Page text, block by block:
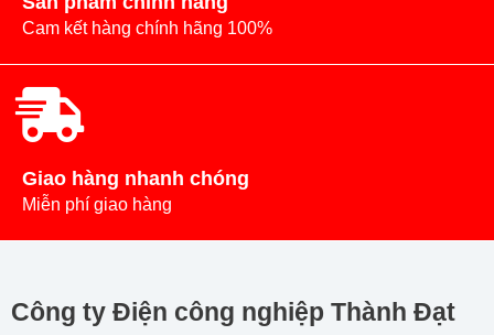
Cam kết hàng chính hãng 100%
Giao hàng nhanh chóng
Miễn phí giao hàng
Công ty Điện công nghiệp Thành Đạt